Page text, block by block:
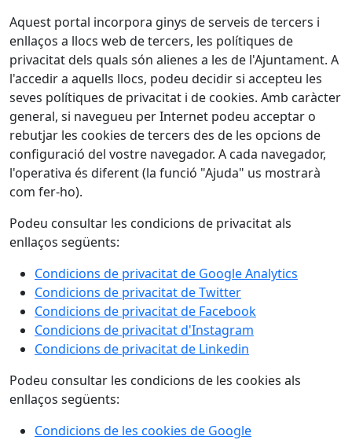
Aquest portal incorpora ginys de serveis de tercers i
enllaços a llocs web de tercers, les polítiques de
privacitat dels quals són alienes a les de l'Ajuntament. A
l'accedir a aquells llocs, podeu decidir si accepteu les
seves polítiques de privacitat i de cookies. Amb caràcter
general, si navegueu per Internet podeu acceptar o
rebutjar les cookies de tercers des de les opcions de
configuració del vostre navegador. A cada navegador,
l'operativa és diferent (la funció "Ajuda" us mostrarà
com fer-ho).
Podeu consultar les condicions de privacitat als
enllaços següents:
Condicions de privacitat de Google Analytics
Condicions de privacitat de Twitter
Condicions de privacitat de Facebook
Condicions de privacitat d'Instagram
Condicions de privacitat de Linkedin
Podeu consultar les condicions de les cookies als
enllaços següents:
Condicions de les cookies de Google